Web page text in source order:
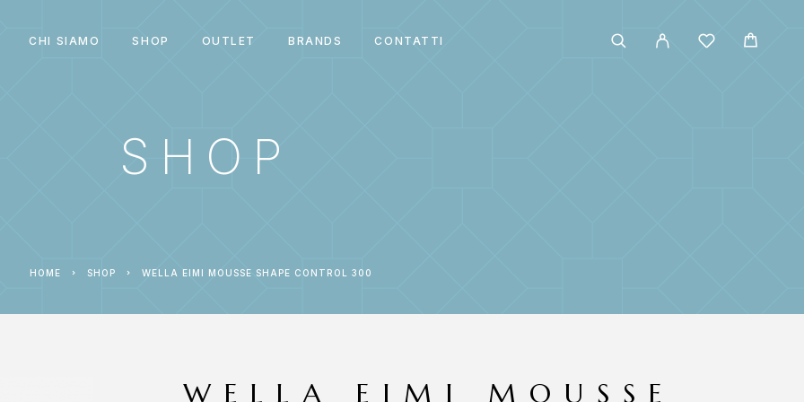
CHI SIAMO SHOP OUTLET BRANDS CONTATTI
SHOP
HOME SHOP WELLA EIMI MOUSSE SHAPE CONTROL 300
WELLA EIMI MOUSSE